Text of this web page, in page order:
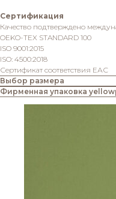
Сертификация
Качество подтверждено
OEKO-TEX STANDARD 100
ISO 9001:2015
ISO: 4500:2018
Сертификат соответствия ЕАС
Выбор размера
Фирменная упаковка